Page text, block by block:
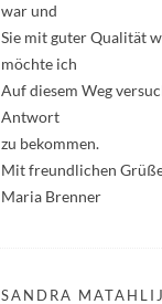
war und
Sie mit guter Qualität
möchte ich
Auf diesem Weg
Antwort
zu bekommen.
Mit freundlichen
Maria Brenner
SANDRA